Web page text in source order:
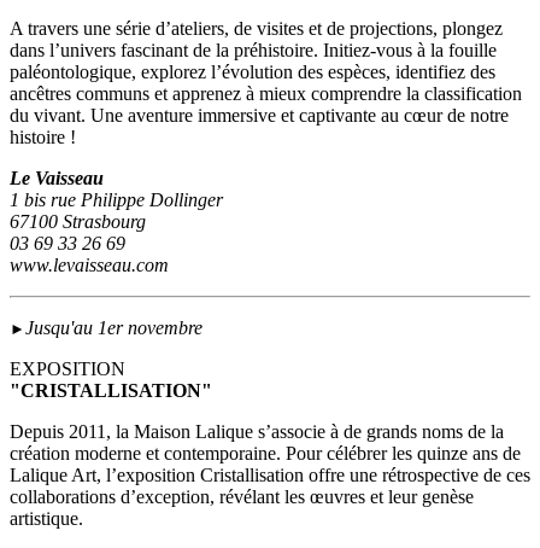
A travers une série d’ateliers, de visites et de projections, plongez
dans l’univers fascinant de la préhistoire. Initiez-vous à la fouille
paléontologique, explorez l’évolution des espèces, identifiez des
ancêtres communs et apprenez à mieux comprendre la classification
du vivant. Une aventure immersive et captivante au cœur de notre
histoire !
Le Vaisseau
1 bis rue Philippe Dollinger
67100 Strasbourg
03 69 33 26 69
www.levaisseau.com
► Jusqu'au 1er novembre
EXPOSITION
"CRISTALLISATION"
Depuis 2011, la Maison Lalique s’associe à de grands noms de la
création moderne et contemporaine. Pour célébrer les quinze ans de
Lalique Art, l’exposition Cristallisation offre une rétrospective de ces
collaborations d’exception, révélant les œuvres et leur genèse
artistique.